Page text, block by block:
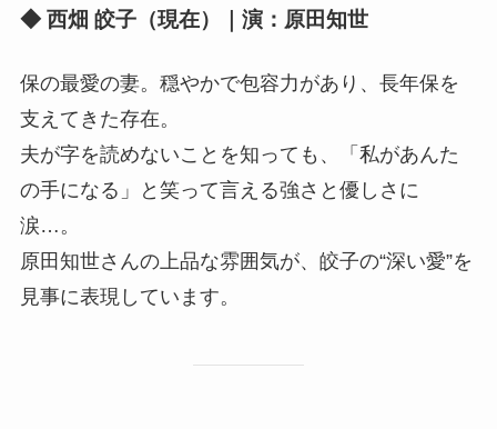
◆ 西畑 皎子（現在）｜演：原田知世
保の最愛の妻。穏やかで包容力があり、長年保を
支えてきた存在。
夫が字を読めないことを知っても、「私があんた
の手になる」と笑って言える強さと優しさに
涙…。
原田知世さんの上品な雰囲気が、皎子の“深い愛”を
見事に表現しています。